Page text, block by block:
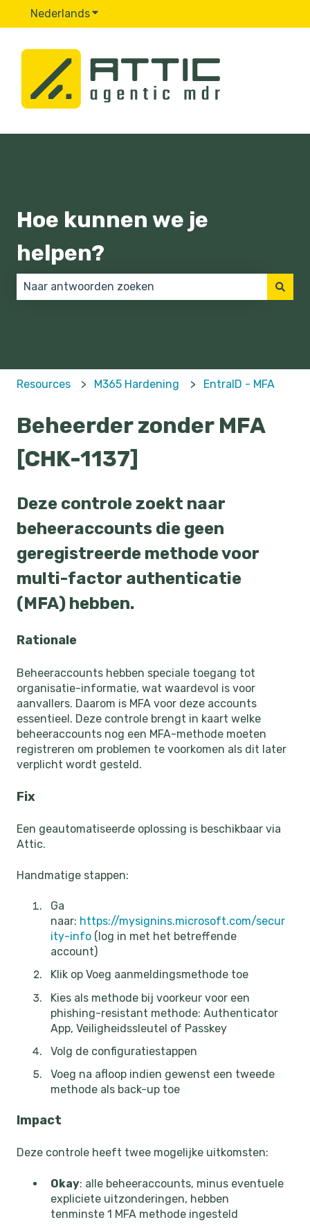
NederlandsSubmenu tonen voor vertalingen
Hoe kunnen we je
helpen?
Resources M365 Hardening EntraID - MFA
Beheerder zonder MFA
[CHK-1137]
Deze controle zoekt naar
beheeraccounts die geen
geregistreerde methode voor
multi-factor authenticatie
(MFA) hebben.
Rationale
Beheeraccounts hebben speciale toegang tot
organisatie-informatie, wat waardevol is voor
aanvallers. Daarom is MFA voor deze accounts
essentieel. Deze controle brengt in kaart welke
beheeraccounts nog een MFA-methode moeten
registreren om problemen te voorkomen als dit later
verplicht wordt gesteld.
Fix
Een geautomatiseerde oplossing is beschikbaar via
Attic.
Handmatige stappen:
Ga
naar: https://mysignins.microsoft.com/secur
ity-info (log in met het betreffende
account)
Klik op Voeg aanmeldingsmethode toe
Kies als methode bij voorkeur voor een
phishing-resistant methode: Authenticator
App, Veiligheidssleutel of Passkey
Volg de configuratiestappen
Voeg na afloop indien gewenst een tweede
methode als back-up toe
Impact
Deze controle heeft twee mogelijke uitkomsten:
Okay: alle beheeraccounts, minus eventuele
expliciete uitzonderingen, hebben
tenminste 1 MFA methode ingesteld